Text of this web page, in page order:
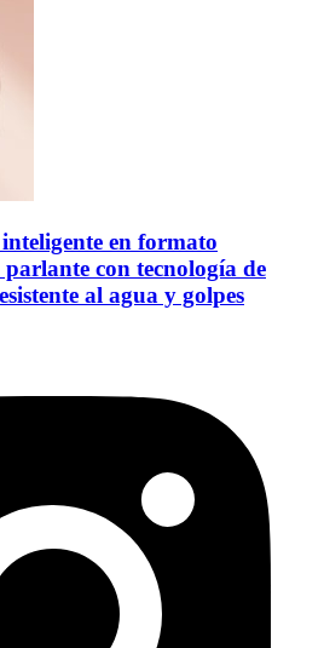
en formato
con tecnología de
al agua y golpes